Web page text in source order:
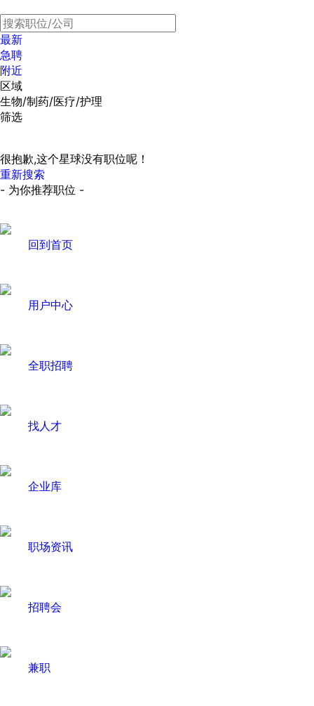
最新
急聘
附近
区域
生物/制药/医疗/护理
筛选
很抱歉,这个星球没有职位呢！
重新搜索
- 为你推荐职位 -
回到首页
用户中心
全职招聘
找人才
企业库
职场资讯
招聘会
兼职